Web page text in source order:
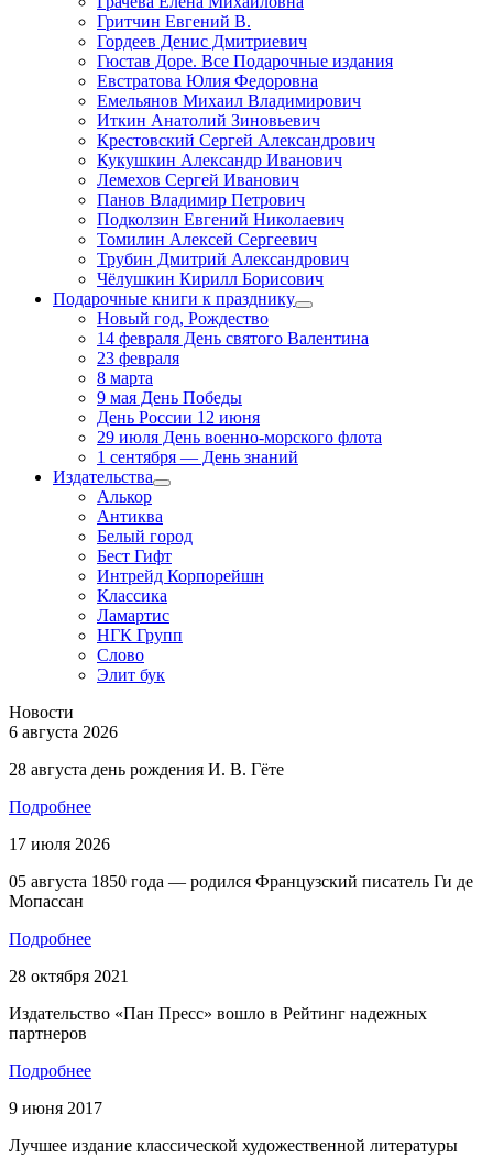
Гритчин Евгений В.
Гордеев Денис Дмитриевич
Гюстав Доре. Все Подарочные издания
Евстратова Юлия Федоровна
Емельянов Михаил Владимирович
Иткин Анатолий Зиновьевич
Крестовский Сергей Александрович
Кукушкин Александр Иванович
Лемехов Сергей Иванович
Панов Владимир Петрович
Подколзин Евгений Николаевич
Томилин Алексей Сергеевич
Трубин Дмитрий Александрович
Чёлушкин Кирилл Борисович
Подарочные книги к празднику
Новый год, Рождество
14 февраля День святого Валентина
23 февраля
8 марта
9 мая День Победы
День России 12 июня
29 июля День военно-морского флота
1 сентября — День знаний
Издательства
Алькор
Антиква
Белый город
Бест Гифт
Интрейд Корпорейшн
Классика
Ламартис
НГК Групп
Слово
Элит бук
Новости
6 августа 2026
28 августа день рождения И. В. Гёте
Подробнее
17 июля 2026
05 августа 1850 года — родился Французский писатель Ги де
Мопассан
Подробнее
28 октября 2021
Издательство «Пан Пресс» вошло в Рейтинг надежных
партнеров
Подробнее
9 июня 2017
Лучшее издание классической художественной литературы